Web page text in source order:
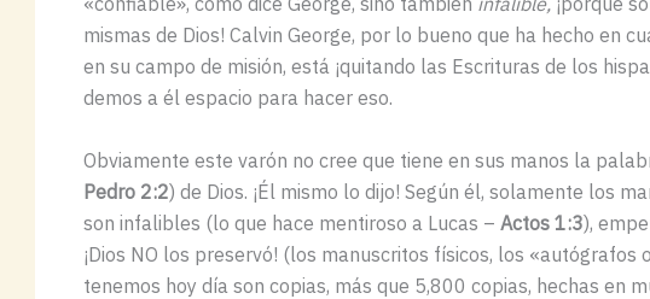
mismas de Dios! Calvin George, por lo bueno que ha hecho en
en su campo de misión, está ¡quitando las Escrituras de los
demos a él espacio para hacer eso.
Obviamente este varón no cree que tiene en sus manos la
Pedro 2:2) de Dios. ¡Él mismo lo dijo! Según él, solamente los
son infalibles (lo que hace mentiroso a Lucas – Actos 1:3),
¡Dios NO los preservó! (los manuscritos físicos, los «autógrafos
tenemos hoy día son copias, más que 5,800 copias, hechas en